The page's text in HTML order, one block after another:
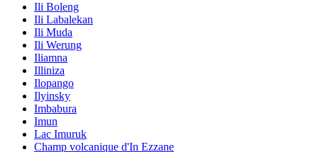
Ili Boleng
Ili Labalekan
Ili Muda
Ili Werung
Iliamna
Illiniza
Ilopango
Ilyinsky
Imbabura
Imun
Lac Imuruk
Champ volcanique d'In Ezzane